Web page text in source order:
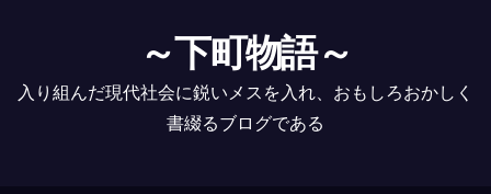
～下町物語～
入り組んだ現代社会に鋭いメスを入れ、おもしろおかしく
書綴るブログである